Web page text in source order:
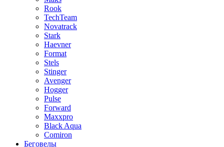
Rook
TechTeam
Novatrack
Stark
Haevner
Format
Stels
Stinger
Avenger
Hogger
Pulse
Forward
Maxxpro
Black Aqua
Comiron
Беговелы